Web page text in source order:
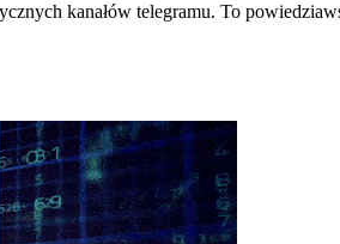
kanałów telegramu. To